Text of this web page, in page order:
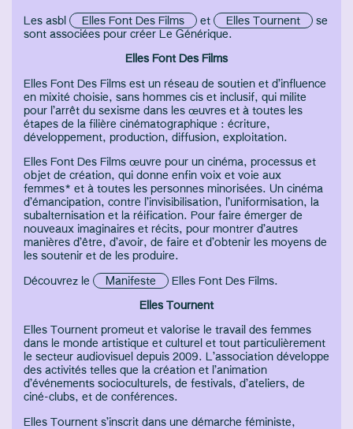
Les asbl Elles Font Des Films et Elles Tournent
se
sont associées pour créer Le Générique.
Elles Font Des Films
Elles Font Des Films est un réseau de soutien et d’influence
en mixité choisie, sans hommes cis et inclusif, qui milite
pour l’arrêt du sexisme dans les œuvres et à toutes les
étapes de la filière cinématographique : écriture,
développement, production, diffusion, exploitation.
Elles Font Des Films œuvre pour un cinéma, processus et
objet de création, qui donne enfin voix et voie aux
femmes* et à toutes les personnes minorisées. Un cinéma
d’émancipation, contre l’invisibilisation, l’uniformisation, la
subalternisation et la réification. Pour faire émerger de
nouveaux imaginaires et récits, pour montrer d’autres
manières d’être, d’avoir, de faire et d’obtenir les moyens de
les soutenir et de les produire.
Découvrez le Manifeste Elles Font Des Films.
Elles Tournent
Elles Tournent promeut et valorise le travail des femmes
dans le monde artistique et culturel et tout particulièrement
le secteur audiovisuel depuis 2009. L’association développe
des activités telles que la création et l’animation
d’événements socioculturels, de festivals, d’ateliers, de
ciné-clubs, et de conférences.
Elles Tournent s’inscrit dans une démarche féministe,